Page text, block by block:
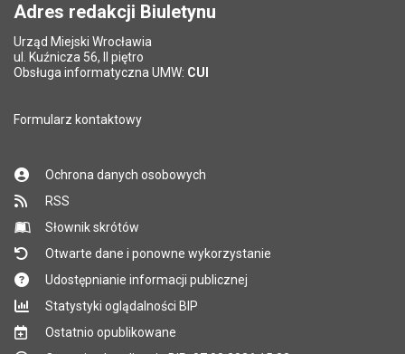
Adres redakcji Biuletynu
Urząd Miejski Wrocławia
ul. Kuźnicza 56, II piętro
Obsługa informatyczna UMW: CUI
Formularz kontaktowy
Ochrona danych osobowych
RSS
Słownik skrótów
Otwarte dane i ponowne wykorzystanie
Udostępnianie informacji publicznej
Statystyki oglądalności BIP
Ostatnio opublikowane